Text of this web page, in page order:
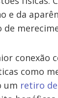
e da
de
conexão
como
um retiro